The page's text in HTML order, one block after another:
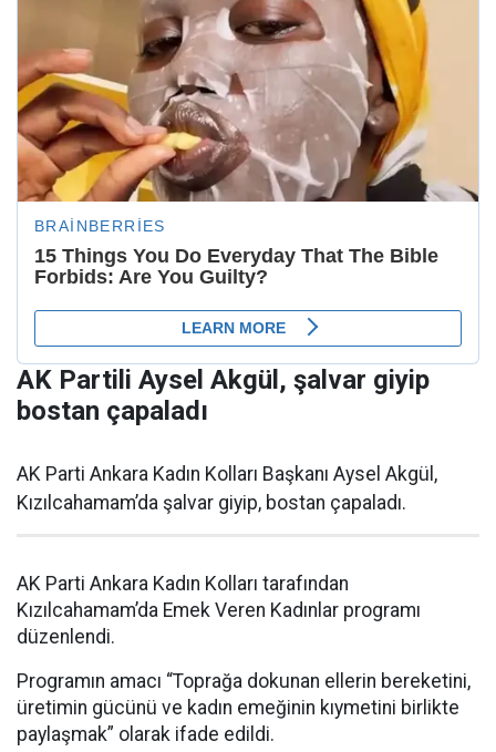
AK Partili Aysel Akgül, şalvar giyip
bostan çapaladı
AK Parti Ankara Kadın Kolları Başkanı Aysel Akgül,
Kızılcahamam’da şalvar giyip, bostan çapaladı.
AK Parti Ankara Kadın Kolları tarafından
Kızılcahamam’da Emek Veren Kadınlar programı
düzenlendi.
Programın amacı “Toprağa dokunan ellerin bereketini,
üretimin gücünü ve kadın emeğinin kıymetini birlikte
paylaşmak” olarak ifade edildi.